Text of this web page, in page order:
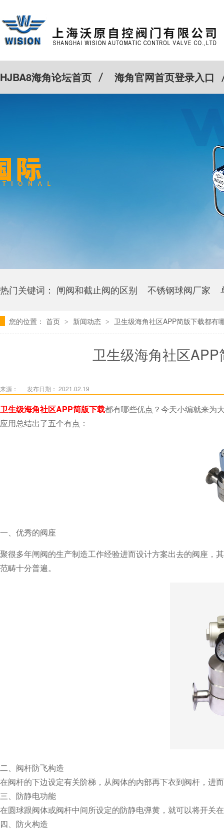
HJBA8海角论坛首页 海角官网首页登录入口
热门关键词： 闸阀和截止阀的区别 不锈钢球阀厂家
卫生级海角社区APP官网版多少钱
您的位置： 首页 > 新闻动态 > 卫生级海角社区APP简版下载都有哪些
卫生级海角社区APP
来源： 发布日期： 2021.02.19
卫生级海角社区APP简版下载都有哪些优点？今天小编就来
应用总结出了五个有点：
一、优秀的阀座
聚很多年闸阀的生产制造工作经验进而设计方案出去的阀座，其
范畴十分普遍。
二、阀杆防飞构造
在阀杆的下边设定有关阶梯，从阀体的內部再下衣到阀杆，进
三、防静电功能
在圆球跟阀体或阀杆中间所设定的防静电弹黄，就可以将开关
四、防火构造